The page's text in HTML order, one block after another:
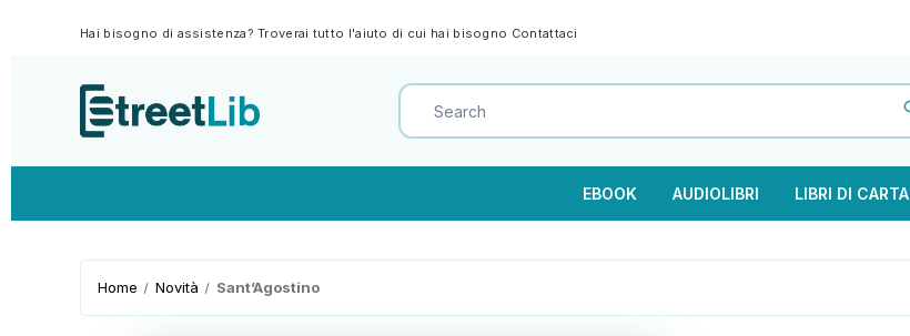
Hai bisogno di assistenza? Troverai tutto l'aiuto di cui hai bisogno Contattaci
EBOOK AUDIOLIBRI LIBRI DI CARTA
Home Novità Sant’Agostino